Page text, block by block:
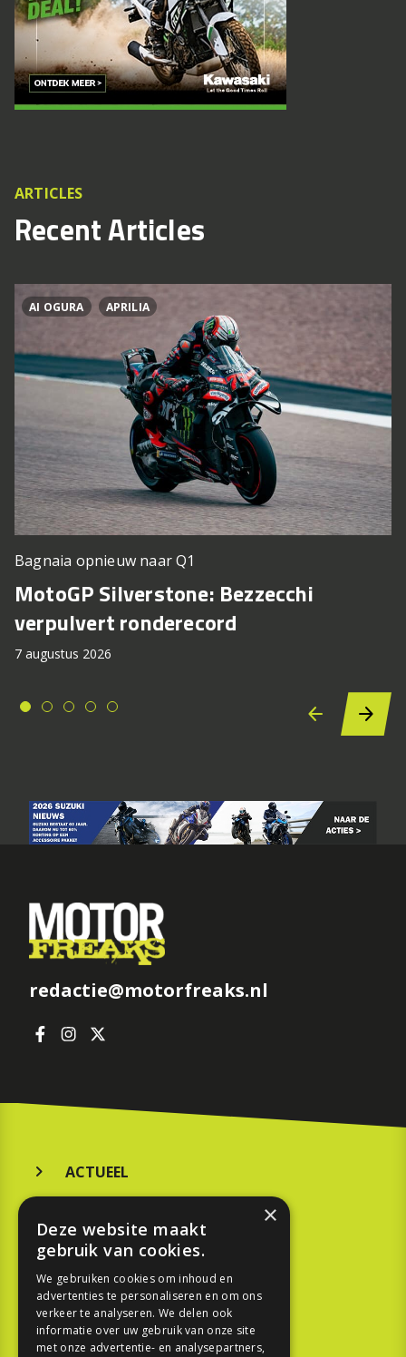
ARTICLES
Recent Articles
AI OGURA APRILIA
Bagnaia opnieuw naar Q1
MotoGP Silverstone: Bezzecchi
verpulvert ronderecord
7 augustus 2026
redactie@motorfreaks.nl
ACTUEEL
KOOPGIDS
TESTEN
SPORT
×
Deze website maakt
gebruik van cookies.
We gebruiken cookies om inhoud en
advertenties te personaliseren en om ons
verkeer te analyseren. We delen ook
informatie over uw gebruik van onze site
met onze advertentie- en analysepartners,